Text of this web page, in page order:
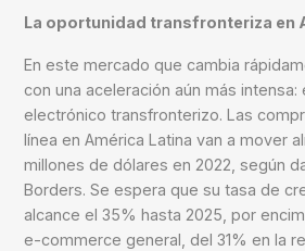
La oportunidad transfronteriza en
En este mercado que cambia
con una aceleración aún más intensa:
electrónico transfronterizo. Las
línea en América Latina van a mover
millones de dólares en 2022, según
Borders. Se espera que su tasa de
alcance el 35% hasta 2025, por
e-commerce general, del 31% en la